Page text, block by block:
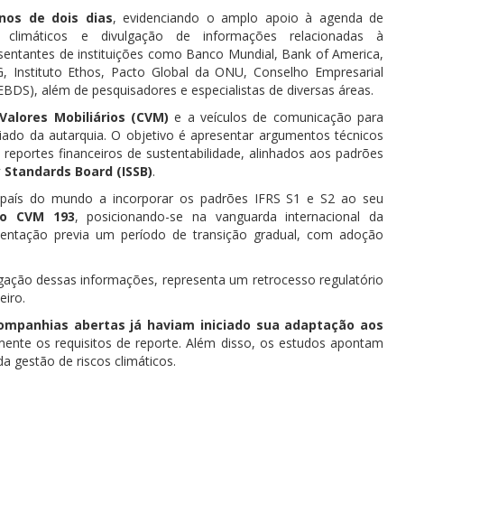
de dois dias, evidenciando o amplo apoio à agenda de
e divulgação de informações relacionadas à
de instituições como Banco Mundial, Bank of America,
Instituto Ethos, Pacto Global da ONU, Conselho Empresarial
além de pesquisadores e especialistas de diversas áreas.
Mobiliários (CVM) e a veículos de comunicação para
da autarquia. O objetivo é apresentar argumentos técnicos
financeiros de sustentabilidade, alinhados aos padrões
Board (ISSB).
do mundo a incorporar os padrões IFRS S1 e S2 ao seu
CVM 193, posicionando-se na vanguarda internacional da
previa um período de transição gradual, com adoção
dessas informações, representa um retrocesso regulatório
abertas já haviam iniciado sua adaptação aos
os requisitos de reporte. Além disso, os estudos apontam
gestão de riscos climáticos.